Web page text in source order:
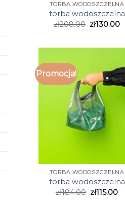
TORBA WODOSZCZELNA
torba wodoszczelna
zł208.00 zł130.00
Promocja!
TORBA WODOSZCZELNA
torba wodoszczelna
zł184.00 zł115.00